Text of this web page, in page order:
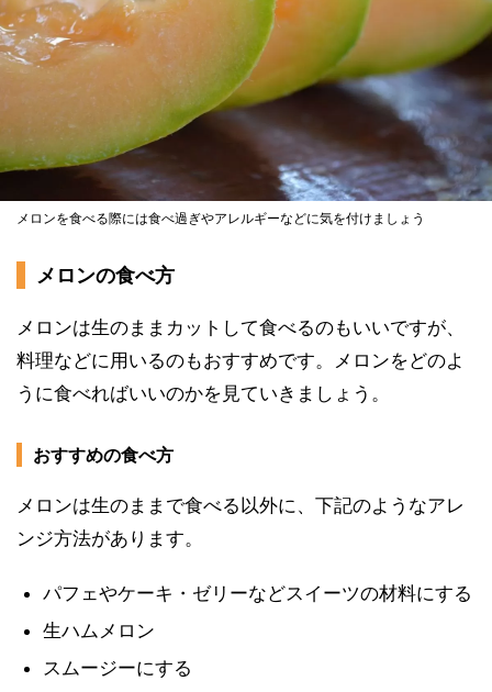
メロンを食べる際には食べ過ぎやアレルギーなどに気を付けましょう
メロンの食べ方
メロンは生のままカットして食べるのもいいですが、
料理などに用いるのもおすすめです。メロンをどのよ
うに食べればいいのかを見ていきましょう。
おすすめの食べ方
メロンは生のままで食べる以外に、下記のようなアレ
ンジ方法があります。
パフェやケーキ・ゼリーなどスイーツの材料にする
生ハムメロン
スムージーにする